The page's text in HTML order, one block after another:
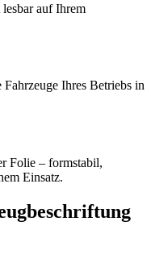
auf Ihrem
Ihres Betriebs in
Folie – formstabil,
Einsatz.